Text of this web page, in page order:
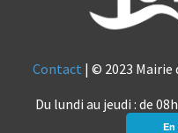
Contact | © 2023 Mairie
Du lundi au jeudi : de